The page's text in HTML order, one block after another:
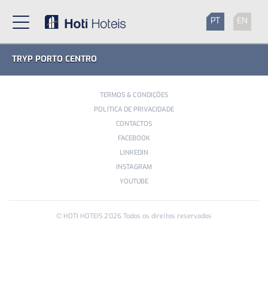
PT EN
TRYP PORTO CENTRO
TERMOS & CONDIÇÕES
POLÍTICA DE PRIVACIDADE
CONTACTOS
FACEBOOK
LINKEDIN
INSTAGRAM
YOUTUBE
© HOTI HOTEIS2026 Todos os direitos reservados